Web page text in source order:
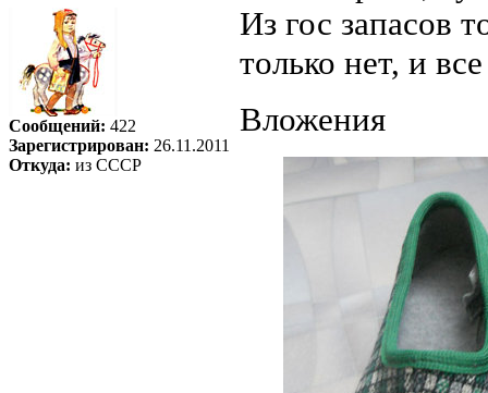
Сообщений: 422
Зарегистрирован: 26.11.2011
Откуда: из СССР
Из гос запасов
только нет, и
Вложения